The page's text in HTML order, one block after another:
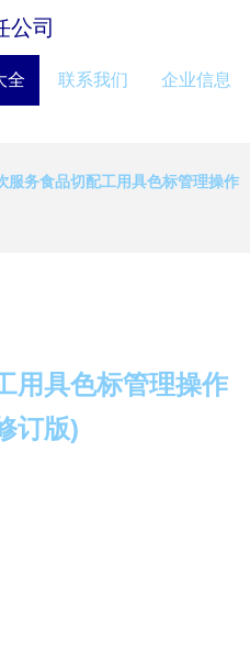
公司
全 联系我们 企业信息
服务食品切配工用具色标管理操作
用具色标管理操作
订版)